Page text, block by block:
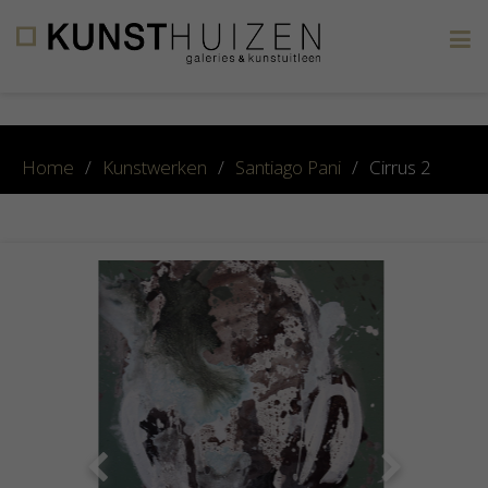
Home / Kunstwerken / Santiago Pani / Cirrus 2